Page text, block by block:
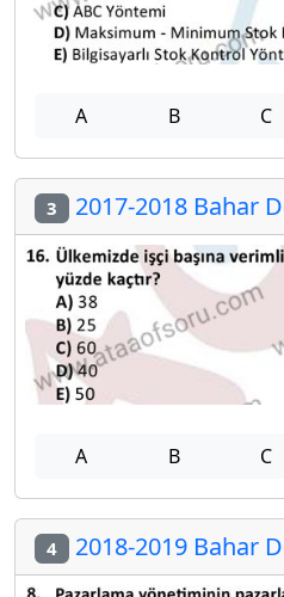
A B C
3 2017-2018 Bahar
A B C
4 2018-2019 Bahar